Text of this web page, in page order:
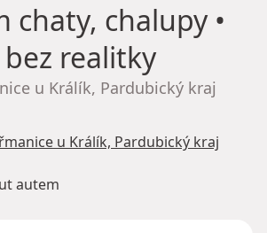
chaty, chalupy•
realitky
u Králík, Pardubický kraj
u Králík, Pardubický kraj
autem